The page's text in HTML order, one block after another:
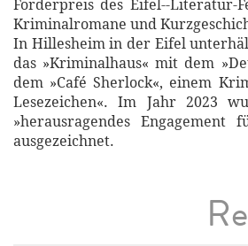
Förderpreis des Eifel--Literatur-
Kriminalromane und
In Hillesheim in der Eifel
das »Kriminalhaus« mit dem
dem »Café Sherlock«, einem
Lesezeichen«. Im Jahr 2023
»herausragendes Engagement
ausgezeichnet.